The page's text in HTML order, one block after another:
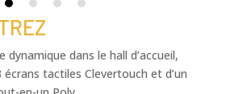
dynamique dans le hall d’accueil,
tactiles Clevertouch et d’un